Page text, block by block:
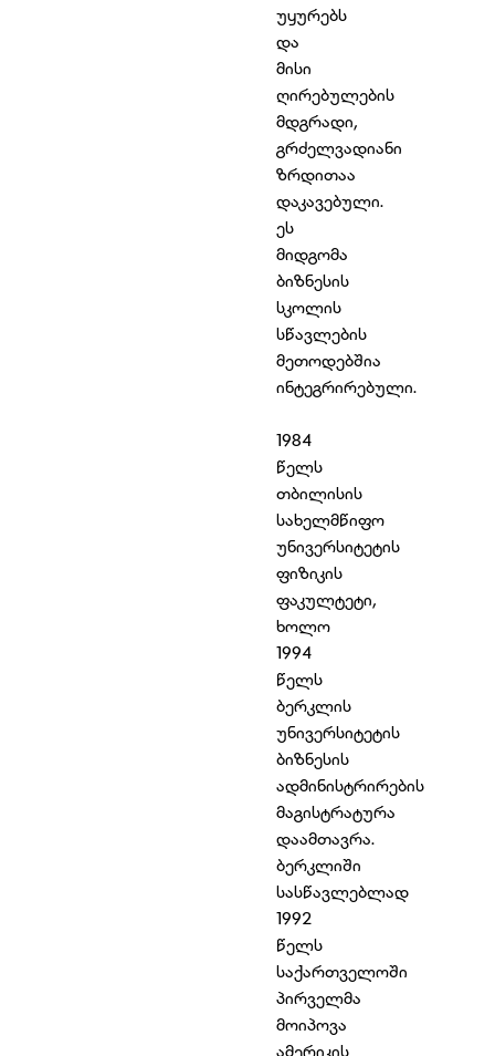
უყურებს
და
მისი
ღირებულების
მდგრადი,
გრძელვადიანი
ზრდითაა
დაკავებული.
ეს
მიდგომა
ბიზნესის
სკოლის
სწავლების
მეთოდებშია
ინტეგრირებული.
1984
წელს
თბილისის
სახელმწიფო
უნივერსიტეტის
ფიზიკის
ფაკულტეტი,
ხოლო
1994
წელს
ბერკლის
უნივერსიტეტის
ბიზნესის
ადმინისტრირების
მაგისტრატურა
დაამთავრა.
ბერკლიში
სასწავლებლად
1992
წელს
საქართველოში
პირველმა
მოიპოვა
ამერიკის